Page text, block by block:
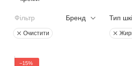
Фільтр
Очистити
Бренд Тип
−15%